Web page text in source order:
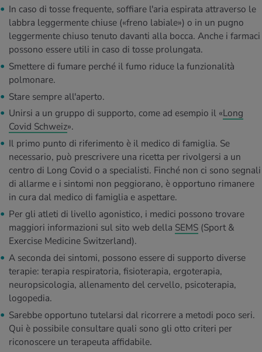
In caso di tosse frequente, soffiare l'aria espirata attraverso le
labbra leggermente chiuse («freno labiale») o in un pugno
leggermente chiuso tenuto davanti alla bocca. Anche i farmaci
possono essere utili in caso di tosse prolungata.
Smettere di fumare perché il fumo riduce la funzionalità
polmonare.
Stare sempre all'aperto.
Unirsi a un gruppo di supporto, come ad esempio il «Long
Covid Schweiz».
Il primo punto di riferimento è il medico di famiglia. Se
necessario, può prescrivere una ricetta per rivolgersi a un
centro di Long Covid o a specialisti. Finché non ci sono segnali
di allarme e i sintomi non peggiorano, è opportuno rimanere
in cura dal medico di famiglia e aspettare.
Per gli atleti di livello agonistico, i medici possono trovare
maggiori informazioni sul sito web della SEMS (Sport &
Exercise Medicine Switzerland).
A seconda dei sintomi, possono essere di supporto diverse
terapie: terapia respiratoria, fisioterapia, ergoterapia,
neuropsicologia, allenamento del cervello, psicoterapia,
logopedia.
Sarebbe opportuno tutelarsi dal ricorrere a metodi poco seri.
Qui è possibile consultare quali sono gli otto criteri per
riconoscere un terapeuta affidabile.